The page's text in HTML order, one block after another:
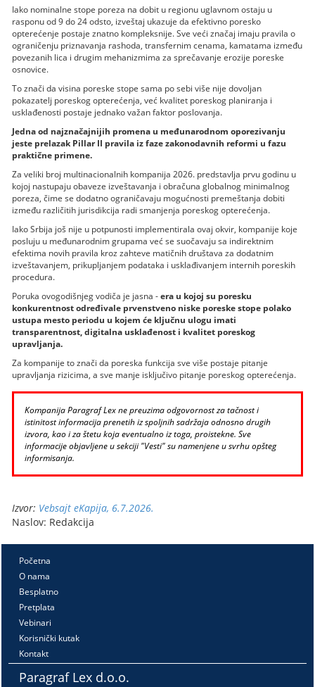
Iako nominalne stope poreza na dobit u regionu uglavnom ostaju u
rasponu od 9 do 24 odsto, izveštaj ukazuje da efektivno poresko
opterećenje postaje znatno kompleksnije. Sve veći značaj imaju pravila o
ograničenju priznavanja rashoda, transfernim cenama, kamatama između
povezanih lica i drugim mehanizmima za sprečavanje erozije poreske
osnovice.
To znači da visina poreske stope sama po sebi više nije dovoljan
pokazatelj poreskog opterećenja, već kvalitet poreskog planiranja i
usklađenosti postaje jednako važan faktor poslovanja.
Jedna od najznačajnijih promena u međunarodnom oporezivanju
jeste prelazak Pillar II pravila iz faze zakonodavnih reformi u fazu
praktične primene.
Za veliki broj multinacionalnih kompanija 2026. predstavlja prvu godinu u
kojoj nastupaju obaveze izveštavanja i obračuna globalnog minimalnog
poreza, čime se dodatno ograničavaju mogućnosti premeštanja dobiti
između različitih jurisdikcija radi smanjenja poreskog opterećenja.
Iako Srbija još nije u potpunosti implementirala ovaj okvir, kompanije koje
posluju u međunarodnim grupama već se suočavaju sa indirektnim
efektima novih pravila kroz zahteve matičnih društava za dodatnim
izveštavanjem, prikupljanjem podataka i usklađivanjem internih poreskih
procedura.
Poruka ovogodišnjeg vodiča je jasna -era u kojoj su poresku
konkurentnost određivale prvenstveno niske poreske stope polako
ustupa mesto periodu u kojem će ključnu ulogu imati
transparentnost, digitalna usklađenost i kvalitet poreskog
upravljanja.
Za kompanije to znači da poreska funkcija sve više postaje pitanje
upravljanja rizicima, a sve manje isključivo pitanje poreskog opterećenja.
Kompanija Paragraf Lex ne preuzima odgovornost za tačnost i
istinitost informacija prenetih iz spoljnih sadržaja odnosno drugih
izvora, kao i za štetu koja eventualno iz toga, proistekne. Sve
informacije objavljene u sekciji "Vesti" su namenjene u svrhu opšteg
informisanja.
Izvor: Vebsajt eKapija, 6.7.2026.
Naslov: Redakcija
Početna
O nama
Besplatno
Pretplata
Vebinari
Korisnički kutak
Kontakt
Paragraf Lex d.o.o.